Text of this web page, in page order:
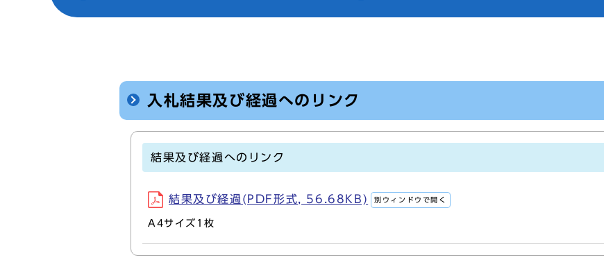
入札結果及び経過へのリンク
結果及び経過へのリンク
結果及び経過(PDF形式, 56.68KB) 別ウィンドウで開く
A4サイズ1枚